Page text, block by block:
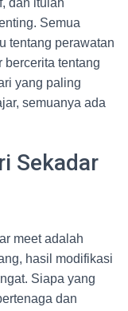
dan itulah
Semua
tentang perawatan
bercerita tentang
yang paling
semuanya ada
Sekadar
meet adalah
hasil modifikasi
Siapa yang
dan